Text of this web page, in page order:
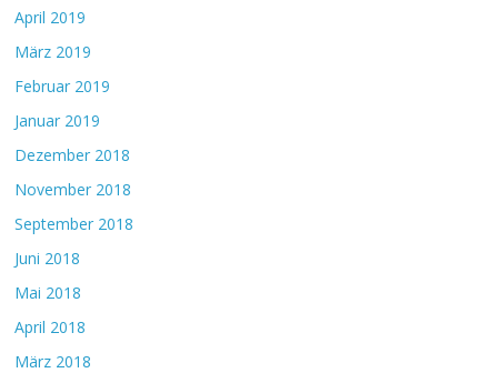
April 2019
März 2019
Februar 2019
Januar 2019
Dezember 2018
November 2018
September 2018
Juni 2018
Mai 2018
April 2018
März 2018